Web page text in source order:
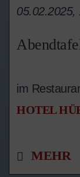
05.02.2025,
im
HOTEL
MEHR